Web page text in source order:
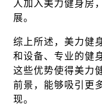
人加入美力健身房
展。
综上所述，美力健
和设备、专业的健
这些优势使得美力
前景，能够吸引更
现。